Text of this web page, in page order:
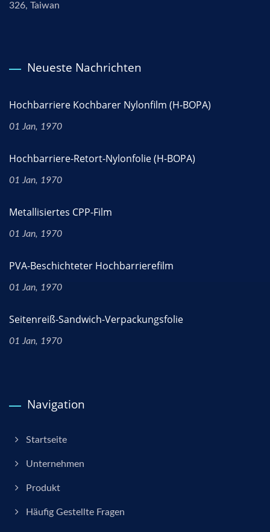
326, Taiwan
Neueste Nachrichten
Hochbarriere Kochbarer Nylonfilm (H-BOPA)
01 Jan, 1970
Hochbarriere-Retort-Nylonfolie (H-BOPA)
01 Jan, 1970
Metallisiertes CPP-Film
01 Jan, 1970
PVA-Beschichteter Hochbarrierefilm
01 Jan, 1970
Seitenreiß-Sandwich-Verpackungsfolie
01 Jan, 1970
Navigation
Startseite
Unternehmen
Produkt
Häufig Gestellte Fragen